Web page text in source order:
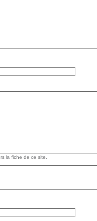
Votre message sera automatiquement complété du lien vers la fiche de ce site.